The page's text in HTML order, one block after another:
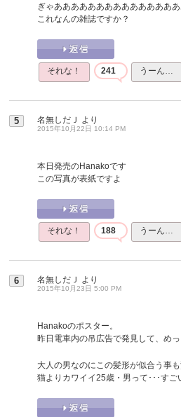
ぎゃああああああああああああああ
これなんの雑誌ですか？
それな！ 241 うーん…
5 名無しだＪ より
2015年10月22日 10:14 PM
本日発売のHanakoです
この写真が表紙ですよ
それな！ 188 うーん…
6 名無しだＪ より
2015年10月23日 5:00 PM
Hanakoのポスター。
昨日電車内の吊広告で発見して、めっ
大人の男なのにこの髪形が似合う事も
猫よりカワイイ25歳・男って･･･すご